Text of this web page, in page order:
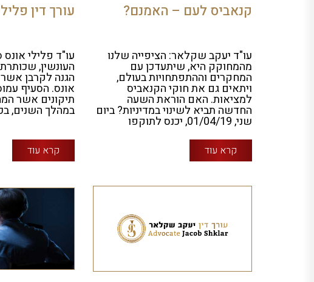
קנאביס לעם – האמנם?
עו"ד יעקב שקלאר: הציפייה שלנו
מהמחוקק היא, שיתעדכן עם
המחקרים וההתפתחויות בעולם,
ויתאים גם את חוקי הקנאביס
למציאות. האם הוראת השעה
החדשה תביא לשינוי במדיניות? ביום
שני, 01/04/19, יכנס לתוקפו
קרא עוד
עורך דין
העונשין,
הגנה לקרבן
אונס. הסעיף
תיקונים אשר
במהלך השנים,
קרא עוד